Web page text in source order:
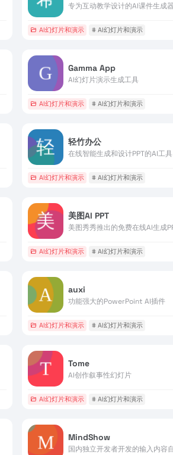
专为互动教学设计的AI课件生成器
AI幻灯片和演示 # AI幻灯片和演示
Gamma App
AI幻灯片演示生成工具
AI幻灯片和演示 # AI幻灯片和演示
轻竹办公
在线智能生成和设计PPT的AI工具
AI幻灯片和演示 # AI幻灯片和演示
美图AI PPT
AI幻灯片和演示 # AI幻灯片和演示
auxi
功能强大的PowerPoint AI插件
AI幻灯片和演示 # AI幻灯片和演示
Tome
AI创作叙事性幻灯片
AI幻灯片和演示 # AI幻灯片和演示
MindShow